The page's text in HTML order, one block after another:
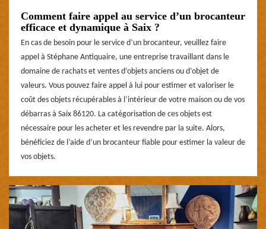
Comment faire appel au service d’un brocanteur
efficace et dynamique à Saix ?
En cas de besoin pour le service d’un brocanteur, veuillez faire
appel à Stéphane Antiquaire, une entreprise travaillant dans le
domaine de rachats et ventes d’objets anciens ou d’objet de
valeurs. Vous pouvez faire appel à lui pour estimer et valoriser le
coût des objets récupérables à l’intérieur de votre maison ou de vos
débarras à Saix 86120. La catégorisation de ces objets est
nécessaire pour les acheter et les revendre par la suite. Alors,
bénéficiez de l’aide d’un brocanteur fiable pour estimer la valeur de
vos objets.